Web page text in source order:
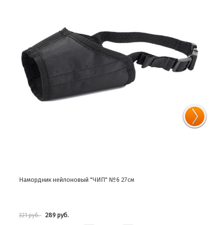
Намордник нейлоновый "ЧИП" №6 27см
321 руб. 289 руб.